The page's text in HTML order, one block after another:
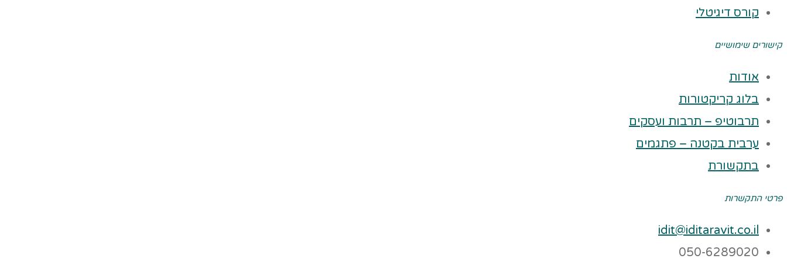
קורס דיגיטלי
קישורים שימושיים
אודות
בלוג קריקטורות
תרבוטיפ – תרבות ועסקים
ערבית בקטנה – פתגמים
בתקשורת
פרטי התקשרות
idit@iditaravit.co.il
050-6289020